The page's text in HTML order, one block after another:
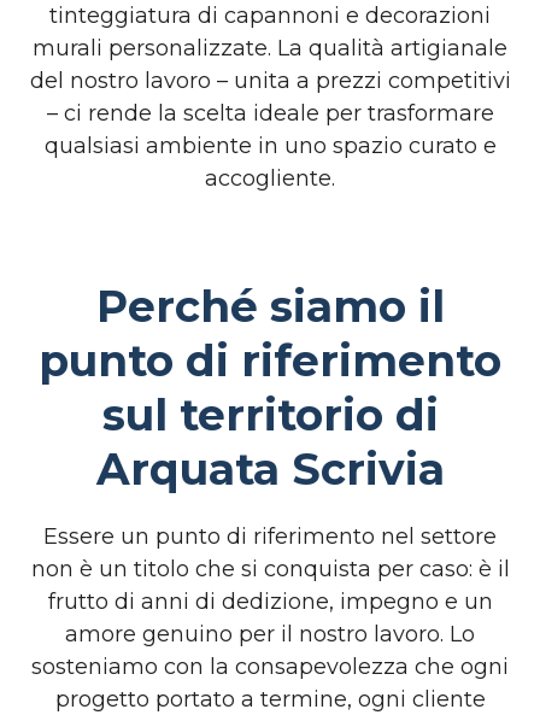
tinteggiatura di capannoni e decorazioni
murali personalizzate. La qualità artigianale
del nostro lavoro – unita a prezzi competitivi
– ci rende la scelta ideale per trasformare
qualsiasi ambiente in uno spazio curato e
accogliente.
Perché siamo il
punto di riferimento
sul territorio di
Arquata Scrivia
Essere un punto di riferimento nel settore
non è un titolo che si conquista per caso: è il
frutto di anni di dedizione, impegno e un
amore genuino per il nostro lavoro. Lo
sosteniamo con la consapevolezza che ogni
progetto portato a termine, ogni cliente